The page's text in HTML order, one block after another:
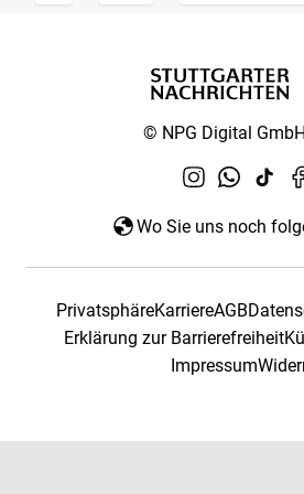
© NPG Digital
Wo Sie uns noch
PrivatsphäreKarriereAGB
Erklärung zur Barrierefreiheit
Impressum